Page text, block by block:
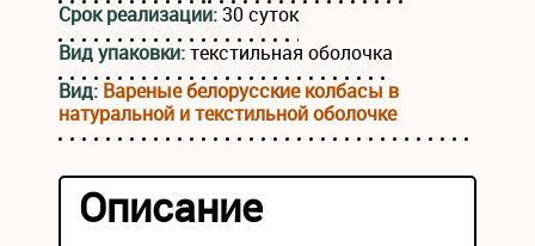
Срок реализации:30 суток
Вид упаковки:текстильная оболочка
Вид: Вареные белорусские колбасы в
натуральной и текстильной оболочке
Описание